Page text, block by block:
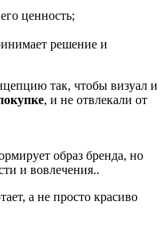
ценность;
решение и
так, чтобы визуал и
, и не отвлекали от
образ бренда, но
и вовлечения..
а не просто красиво